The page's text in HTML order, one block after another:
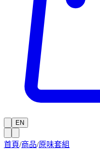
EN
首頁/商品/原味套組